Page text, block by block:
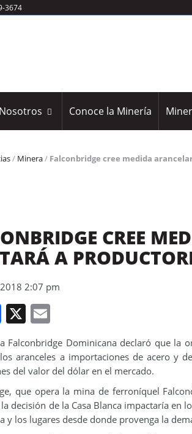
3674
Nosotros Conoce la Minería
/ Minera/ Falconbridge cree medida
CREE
A
2:07 pm
Facebook
X
Falconbridge Dominicana declaró que la
aranceles a importaciones de acero y
del valor del dólar en el mercado.
que opera la mina de ferroníquel
decisión de la Casa Blanca impactaría
y los lugares desde donde provenga la